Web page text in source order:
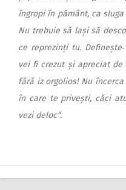
îngropi în pământ, ca
Nu trebuie să lași să
ce reprezinți tu.
vei fi crezut și apreciat de
fără iz orgolios! Nu
în care te privești, căci
vezi deloc“.